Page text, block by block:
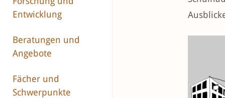
Entwicklung
Beratungen und
Angebote
Fächer und
Schwerpunkte